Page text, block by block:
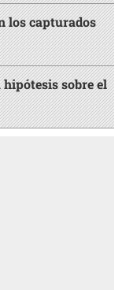
los capturados
sobre el